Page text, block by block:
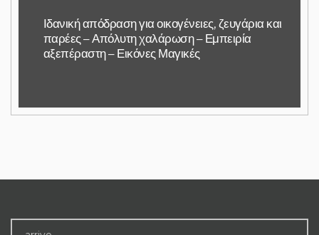
Ιδανική απόδραση για οικογένειες, ζευγάρια και
παρέες – Απόλυτη χαλάρωση – Εμπειρία
αξεπέραστη – Εικόνες Μαγικές